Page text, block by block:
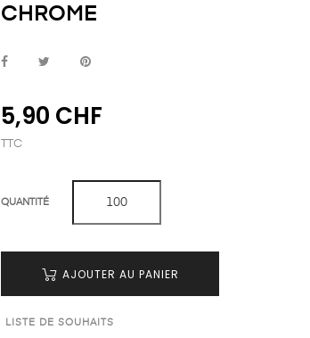
CHROME
5,90 CHF
TTC
QUANTITÉ
AJOUTER AU PANIER
LISTE DE SOUHAITS